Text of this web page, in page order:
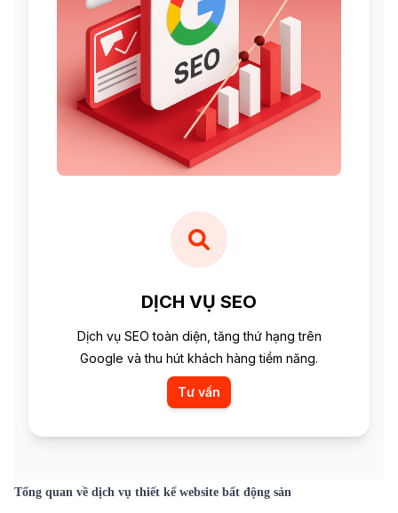
DỊCH VỤ SEO
Dịch vụ SEO toàn diện, tăng thứ hạng trên
Google và thu hút khách hàng tiềm năng.
Tư vấn
Tổng quan về dịch vụ thiết kế website bất động sản